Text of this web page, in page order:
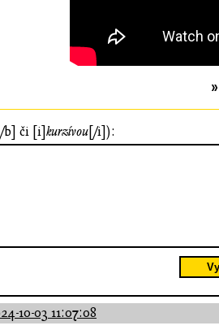
[/b] či [i] kurzívou [/i]):
10-03 11:07:08